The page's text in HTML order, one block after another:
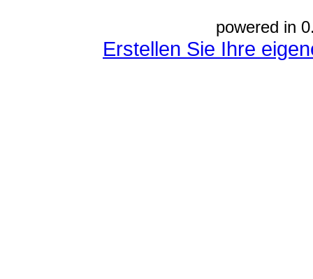
powered in
Erstellen Sie Ihre